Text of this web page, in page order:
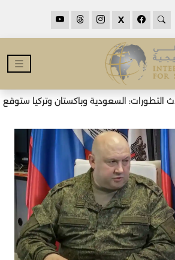
X
السعودية وباكستان وتركيا ستوقع